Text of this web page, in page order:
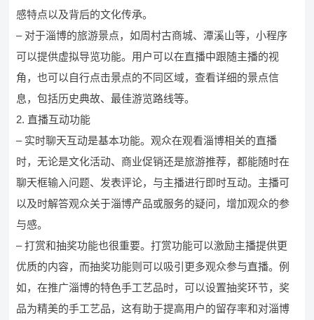
感特点以及背后的文化传承。
– 对于淄博的旅游景点，如周村古商城、潭溪山等，小程序
可以提供虚拟导览功能。用户可以在直播中跟随主播的视
角，也可以自行点击景点的不同区域，查看详细的景点信
息，包括历史典故、最佳游览路线等。
2. 直播互动功能
– 实时聊天互动是基本功能。观众在观看淄博相关的直播
时，无论是文化活动、商业促销还是旅游推荐，都能随时在
聊天框输入问题、发表评论，与主播进行即时互动。主播可
以及时解答观众关于淄博产品或服务的疑问，增加观众的参
与感。
– 打赏和抽奖功能也很重要。打赏功能可以激励主播提供更
优质的内容，而抽奖功能则可以吸引更多观众参与直播。例
如，在推广淄博的特色手工艺品时，可以设置抽奖环节，奖
品为精美的手工艺品，这有助于提高用户的留存率和对淄博